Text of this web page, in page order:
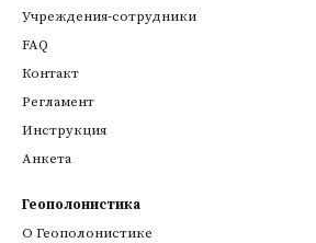
Учреждения-сотрудники
FAQ
Контакт
Регламент
Инструкция
Анкета
Геополонистика
О Геополонистике